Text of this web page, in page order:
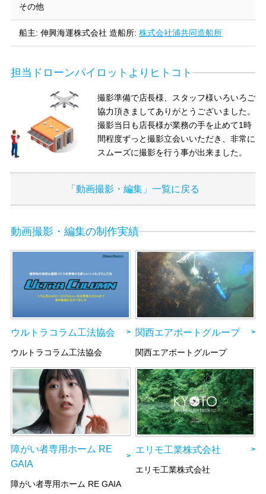
その他
船主: 伸興海運株式会社 造船所: 株式会社浦共同造船所
担当ドローンパイロットよりヒトコト
撮影準備で店長様、スタッフ様いろいろご
協力頂きましてありがとうございました。
撮影当日も店長様が業務の手を止めて1時
間程度ずっと撮影立会いいただき、非常に
スムーズに撮影を行う事が出来ました。
「動画撮影・編集」一覧に戻る
動画撮影・編集の制作実績
ウルトラコラム工法協会
ウルトラコラム工法協会
関西エアポートグループ
関西エアポートグループ
障がい者専用ホーム RE
GAIA
障がい者専用ホーム RE GAIA
エリモ工業株式会社
エリモ工業株式会社